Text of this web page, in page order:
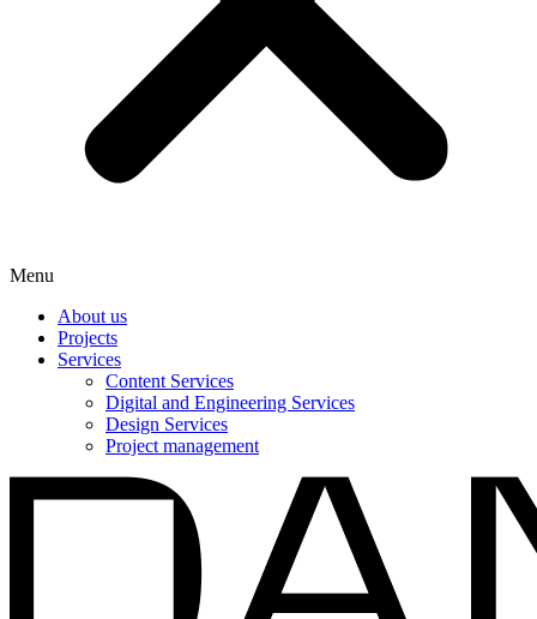
Menu
About us
Projects
Services
Content Services
Digital and Engineering Services
Design Services
Project management